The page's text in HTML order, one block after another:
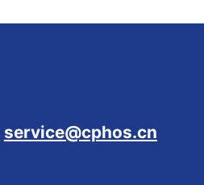
service@cphos.cn